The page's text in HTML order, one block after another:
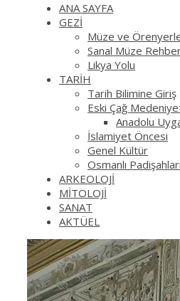
ANA SAYFA
GEZİ
Müze ve
Sanal Müze
Likya Yolu
TARİH
Tarih Bilimine Giriş
Eski Çağ
Anadolu
İslamiyet Öncesi
Genel Kültür
Osmanlı Padişahları
ARKEOLOJİ
MİTOLOJİ
SANAT
AKTÜEL